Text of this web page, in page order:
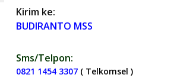
Kirim ke:
BUDIRANTO MSS
Sms/Telpon:
0821 1454 3307 ( Telkomsel )